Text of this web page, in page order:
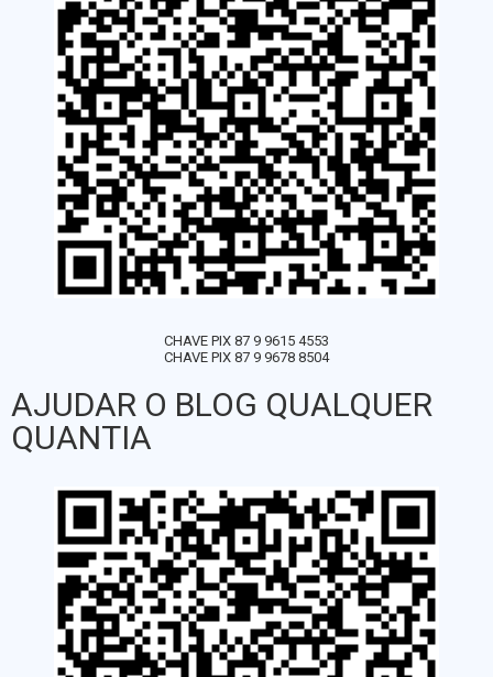
CHAVE PIX 87 9 9615 4553
CHAVE PIX 87 9 9678 8504
AJUDAR O BLOG QUALQUER
QUANTIA